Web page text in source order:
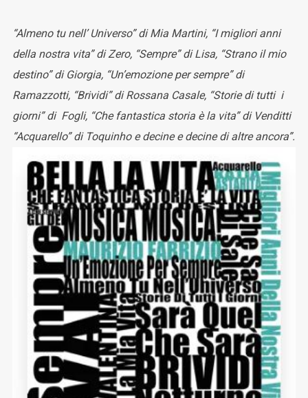
“Almeno tu nell’ Universo” di Mia Martini, “I migliori anni
della nostra vita” di Zero, “Sempre” di Lisa, “Strano il mio
destino” di Giorgia, “Un’emozione per sempre” di
Ramazzotti, “Brividi” di Rossana Casale, “Storie di tutti i
giorni” di Fogli, “Che fantastica storia è la vita” di Venditti
“Acquarello” di Toquinho e decine e decine di altre ancora”.